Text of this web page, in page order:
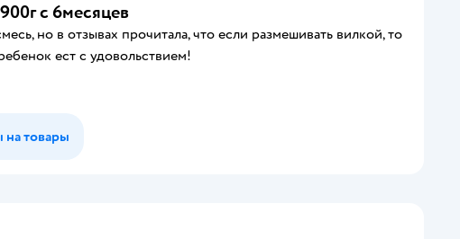
с 6месяцев
но в отзывах прочитала, что если размешивать вилкой, то
ест с удовольствием!
на товары